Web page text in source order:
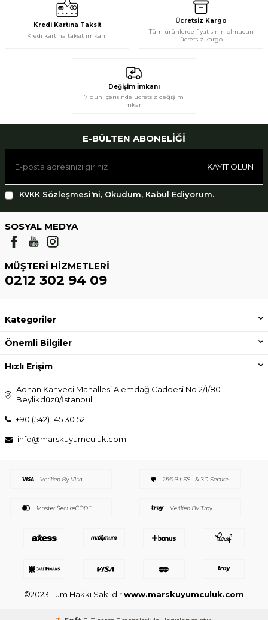
Kredi Kartına Taksit
Kredi kartına taksit imkanı
Ücretsiz Kargo
Tüm ürünlerde fiyat sınırı olmadan
ücretsiz kargo
Değişim İmkanı
7 gün içerisinde ücretsiz değişim
imkanı
E-BÜLTEN ABONELIĞI
KAYIT OLUN
KVKK Sözleşmesi'ni, Okudum, Kabul Ediyorum.
SOSYAL MEDYA
MÜŞTERI HIZMETLERI
0212 302 94 09
Kategoriler
Önemli Bilgiler
Hızlı Erişim
Adnan Kahveci Mahallesi Alemdağ Caddesi No 2/1/80
Beylikdüzü/İstanbul
+90 (542) 145 30 52
info@marskuyumculuk.com
©2023 Tüm Hakkı Saklıdır.www.marskuyumculuk.com